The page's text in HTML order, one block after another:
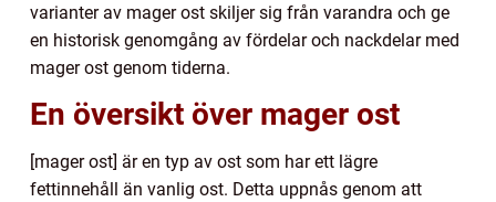
varianter av mager ost skiljer sig från varandra och ge
en historisk genomgång av fördelar och nackdelar med
mager ost genom tiderna.
En översikt över mager ost
[mager ost] är en typ av ost som har ett lägre
fettinnehåll än vanlig ost. Detta uppnås genom att